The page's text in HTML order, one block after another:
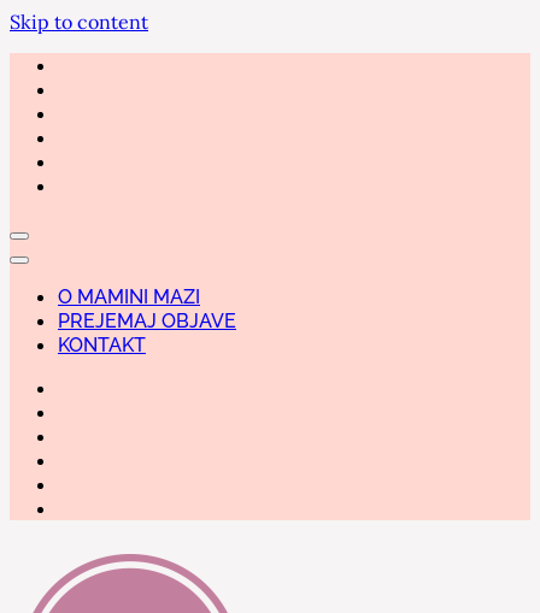
Skip to content
O MAMINI MAZI
PREJEMAJ OBJAVE
KONTAKT